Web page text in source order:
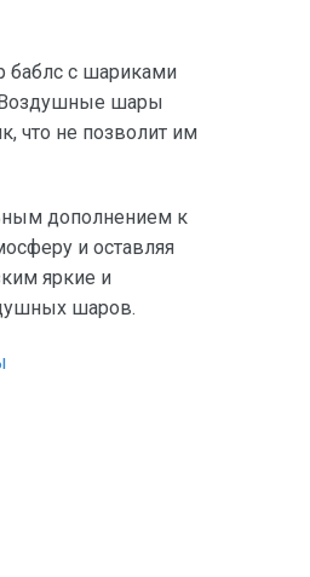
баблс с шариками
Воздушные шары
что не позволит им
дополнением к
и оставляя
яркие и
шаров.